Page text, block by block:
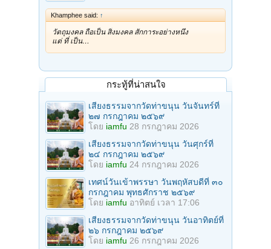
Khamphee said: ↑
วัตถุมงคล ถือเป็น สิ่งมงคล สักการะอย่างหนึ่ง
แต่ ที่ เป็น…
กระทู้ที่น่าสนใจ
เสียงธรรมจากวัดท่าขนุน วันจันทร์ที่
๒๗ กรกฎาคม ๒๕๖๙
โดย iamfu 28 กรกฎาคม 2026
เสียงธรรมจากวัดท่าขนุน วันศุกร์ที่
๒๔ กรกฎาคม ๒๕๖๙
โดย iamfu 24 กรกฎาคม 2026
เทศน์วันเข้าพรรษา วันพฤหัสบดีที่ ๓๐
กรกฎาคม พุทธศักราช ๒๕๖๙
โดย iamfu อาทิตย์ เวลา 17:06
เสียงธรรมจากวัดท่าขนุน วันอาทิตย์ที่
๒๖ กรกฎาคม ๒๕๖๙
โดย iamfu 26 กรกฎาคม 2026